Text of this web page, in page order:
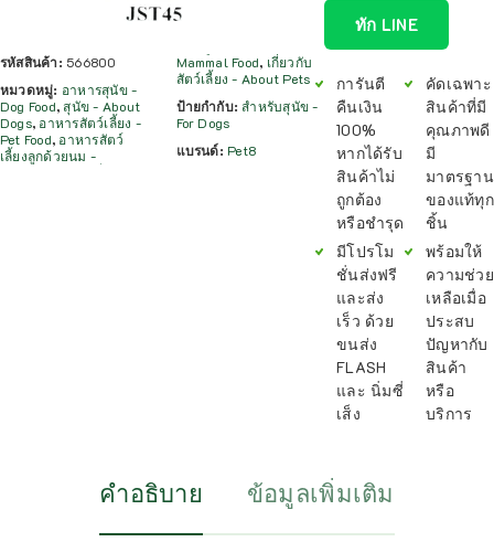
รหัสสินค้า: 566800
หมวดหมู่: อาหารสุนัข -
Dog Food,สุนัข - About
Dogs, อาหารสัตว์เลี้ยง -
Pet Food, อาหารสัตว์
เลี้ยงลูกด้วยนม -
Mammal Food, เกี่ยวกับ
สัตว์เลี้ยง - About Pets
ป้ายกำกับ:สำหรับสุนัข -
For Dogs
แบรนด์: Pet8
ทัก LINE
การันตี
คืนเงิน
100%
หากได้รับ
สินค้าไม่
ถูกต้อง
หรือชำรุด
มีโปรโม
ชั่นส่งฟรี
และส่ง
เร็ว ด้วย
ขนส่ง
FLASH
และ นิ่มซี่
เส็ง
คัดเฉพาะ
สินค้าที่มี
คุณภาพดี
มี
มาตรฐาน
ของแท้ทุก
ชิ้น
พร้อมให้
ความช่วย
เหลือเมื่อ
ประสบ
ปัญหากับ
สินค้า
หรือ
บริการ
คำอธิบาย ข้อมูลเพิ่มเติม